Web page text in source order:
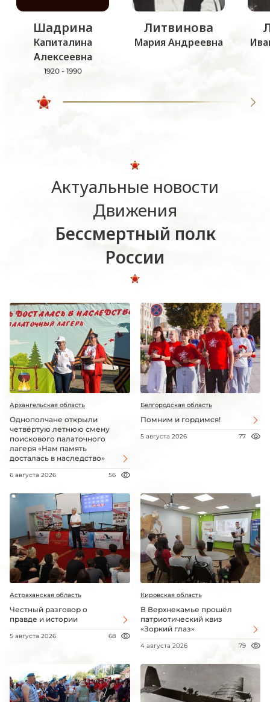
Шадрина
Капиталина
Алексеевна
1920 - 1990
Литвинова
Мария Андреевна
Актуальные новости
Движения
Бессмертный полк
России
Архангельская область
Однополчане открыли
четвёртую летнюю смену
поискового палаточного
лагеря «Нам память
досталась в наследство»
6 августа 2026 56
Белгородская область
Помним и гордимся!
5 августа 2026 77
Астраханская область
Честный разговор о
правде и истории
5 августа 2026 68
Кировская область
В Верхнекамье прошёл
патриотический квиз
«Зоркий глаз»
4 августа 2026 79